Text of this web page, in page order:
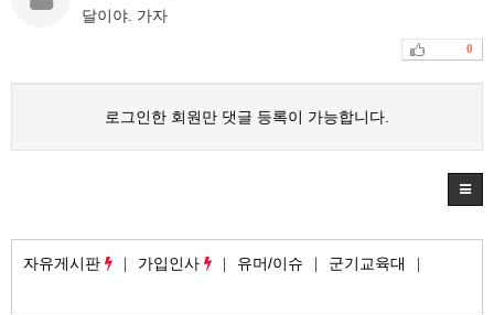
달이야. 가자
0
로그인한 회원만 댓글 등록이 가능합니다.
자유게시판 가입인사 유머/이슈 군기교육대